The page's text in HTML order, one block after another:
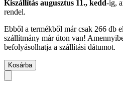
Kiszállítás augusztus 11., kedd-ig,
rendel.
Ebből a termékből már csak 266 db
szállítmány már úton van!
befolyásolhatja a szállítási dátumot.
Kosárba